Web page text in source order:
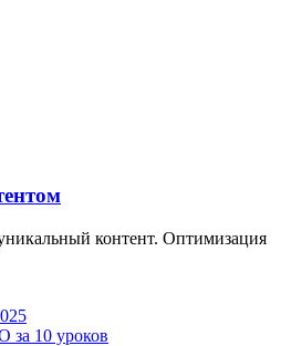
контент. Оптимизация
за 10 уроков